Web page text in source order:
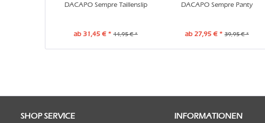
DACAPO Sempre Taillenslip
ab 31,45 € * 44,95 € *
DACAPO Sempre Panty
ab 27,95 € * 39,95 € *
SHOP SERVICE INFORMATIONEN